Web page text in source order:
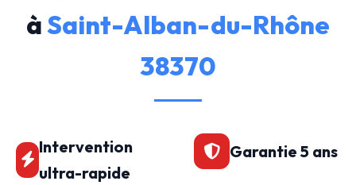
àSaint-Alban-du-Rhône
38370
Intervention
ultra-rapide
Garantie 5 ans